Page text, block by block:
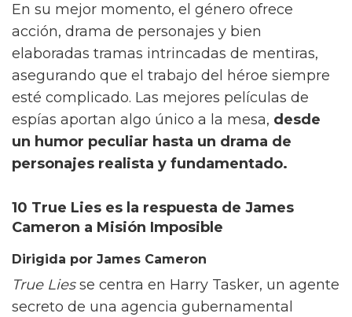
En su mejor momento, el género ofrece
acción, drama de personajes y bien
elaboradas tramas intrincadas de mentiras,
asegurando que el trabajo del héroe siempre
esté complicado. Las mejores películas de
espías aportan algo único a la mesa, desde
un humor peculiar hasta un drama de
personajes realista y fundamentado.
10 True Lies es la respuesta de James
Cameron a Misión Imposible
Dirigida por James Cameron
True Liesse centra en Harry Tasker, un agente
secreto de una agencia gubernamental